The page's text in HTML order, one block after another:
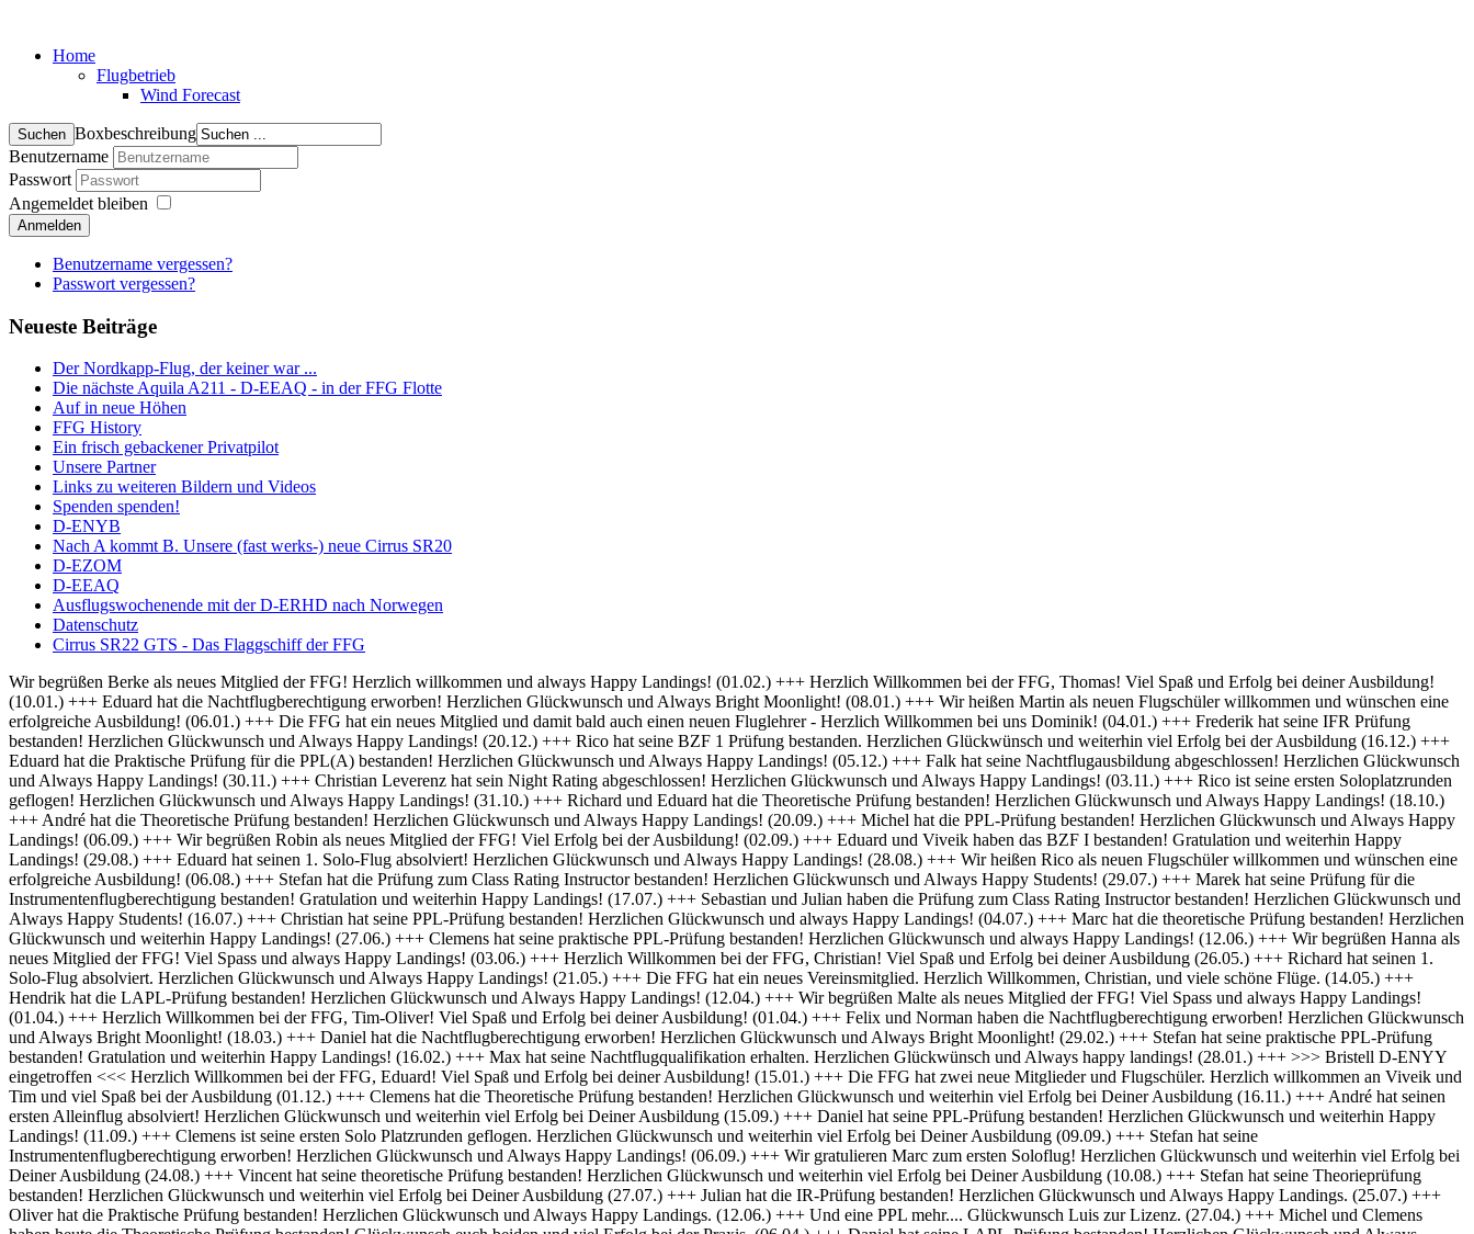
Home
Flugbetrieb
Wind Forecast
Boxbeschreibung
Benutzername
Passwort
Angemeldet bleiben
Anmelden
Benutzername vergessen?
Passwort vergessen?
Neueste Beiträge
Der Nordkapp-Flug, der keiner war ...
Die nächste Aquila A211 - D-EEAQ - in der FFG Flotte
Auf in neue Höhen
FFG History
Ein frisch gebackener Privatpilot
Unsere Partner
Links zu weiteren Bildern und Videos
Spenden spenden!
D-ENYB
Nach A kommt B. Unsere (fast werks-) neue Cirrus SR20
D-EZOM
D-EEAQ
Ausflugswochenende mit der D-ERHD nach Norwegen
Datenschutz
Cirrus SR22 GTS - Das Flaggschiff der FFG
Wir begrüßen Berke als neues Mitglied der FFG! Herzlich willkommen und always Happy Landings! (01.02.) +++ Herzlich Willkommen bei der FFG, Thomas! Viel Spaß und Erfolg bei deiner Ausbildung! (10.01.) +++ Eduard hat die Nachtflugberechtigung erworben! Herzlichen Glückwunsch und Always Bright Moonlight! (08.01.) +++ Wir heißen Martin als neuen Flugschüler willkommen und wünschen eine erfolgreiche Ausbildung! (06.01.) +++ Die FFG hat ein neues Mitglied und damit bald auch einen neuen Fluglehrer - Herzlich Willkommen bei uns Dominik! (04.01.) +++ Frederik hat seine IFR Prüfung bestanden! Herzlichen Glückwunsch und Always Happy Landings! (20.12.) +++ Rico hat seine BZF 1 Prüfung bestanden. Herzlichen Glückwünsch und weiterhin viel Erfolg bei der Ausbildung (16.12.) +++ Eduard hat die Praktische Prüfung für die PPL(A) bestanden! Herzlichen Glückwunsch und Always Happy Landings! (05.12.) +++ Falk hat seine Nachtflugausbildung abgeschlossen! Herzlichen Glückwunsch und Always Happy Landings! (30.11.) +++ Christian Leverenz hat sein Night Rating abgeschlossen! Herzlichen Glückwunsch und Always Happy Landings! (03.11.) +++ Rico ist seine ersten Soloplatzrunden geflogen! Herzlichen Glückwunsch und Always Happy Landings! (31.10.) +++ Richard und Eduard hat die Theoretische Prüfung bestanden! Herzlichen Glückwunsch und Always Happy Landings! (18.10.) +++ André hat die Theoretische Prüfung bestanden! Herzlichen Glückwunsch und Always Happy Landings! (20.09.) +++ Michel hat die PPL-Prüfung bestanden! Herzlichen Glückwunsch und Always Happy Landings! (06.09.) +++ Wir begrüßen Robin als neues Mitglied der FFG! Viel Erfolg bei der Ausbildung! (02.09.) +++ Eduard und Viveik haben das BZF I bestanden! Gratulation und weiterhin Happy Landings! (29.08.) +++ Eduard hat seinen 1. Solo-Flug absolviert! Herzlichen Glückwunsch und Always Happy Landings! (28.08.) +++ Wir heißen Rico als neuen Flugschüler willkommen und wünschen eine erfolgreiche Ausbildung! (06.08.) +++ Stefan hat die Prüfung zum Class Rating Instructor bestanden! Herzlichen Glückwunsch und Always Happy Students! (29.07.) +++ Marek hat seine Prüfung für die Instrumentenflugberechtigung bestanden! Gratulation und weiterhin Happy Landings! (17.07.) +++ Sebastian und Julian haben die Prüfung zum Class Rating Instructor bestanden! Herzlichen Glückwunsch und Always Happy Students! (16.07.) +++ Christian hat seine PPL-Prüfung bestanden! Herzlichen Glückwunsch und always Happy Landings! (04.07.) +++ Marc hat die theoretische Prüfung bestanden! Herzlichen Glückwunsch und weiterhin Happy Landings! (27.06.) +++ Clemens hat seine praktische PPL-Prüfung bestanden! Herzlichen Glückwunsch und always Happy Landings! (12.06.) +++ Wir begrüßen Hanna als neues Mitglied der FFG! Viel Spass und always Happy Landings! (03.06.) +++ Herzlich Willkommen bei der FFG, Christian! Viel Spaß und Erfolg bei deiner Ausbildung (26.05.) +++ Richard hat seinen 1. Solo-Flug absolviert. Herzlichen Glückwunsch und Always Happy Landings! (21.05.) +++ Die FFG hat ein neues Vereinsmitglied. Herzlich Willkommen, Christian, und viele schöne Flüge. (14.05.) +++ Hendrik hat die LAPL-Prüfung bestanden! Herzlichen Glückwunsch und Always Happy Landings! (12.04.) +++ Wir begrüßen Malte als neues Mitglied der FFG! Viel Spass und always Happy Landings! (01.04.) +++ Herzlich Willkommen bei der FFG, Tim-Oliver! Viel Spaß und Erfolg bei deiner Ausbildung! (01.04.) +++ Felix und Norman haben die Nachtflugberechtigung erworben! Herzlichen Glückwunsch und Always Bright Moonlight! (18.03.) +++ Daniel hat die Nachtflugberechtigung erworben! Herzlichen Glückwunsch und Always Bright Moonlight! (29.02.) +++ Stefan hat seine praktische PPL-Prüfung bestanden! Gratulation und weiterhin Happy Landings! (16.02.) +++ Max hat seine Nachtflugqualifikation erhalten. Herzlichen Glückwünsch und Always happy landings! (28.01.) +++ >>> Bristell D-ENYY eingetroffen <<< Herzlich Willkommen bei der FFG, Eduard! Viel Spaß und Erfolg bei deiner Ausbildung! (15.01.) +++ Die FFG hat zwei neue Mitglieder und Flugschüler. Herzlich willkommen an Viveik und Tim und viel Spaß bei der Ausbildung (01.12.) +++ Clemens hat die Theoretische Prüfung bestanden! Herzlichen Glückwunsch und weiterhin viel Erfolg bei Deiner Ausbildung (16.11.) +++ André hat seinen ersten Alleinflug absolviert! Herzlichen Glückwunsch und weiterhin viel Erfolg bei Deiner Ausbildung (15.09.) +++ Daniel hat seine PPL-Prüfung bestanden! Herzlichen Glückwunsch und weiterhin Happy Landings! (11.09.) +++ Clemens ist seine ersten Solo Platzrunden geflogen. Herzlichen Glückwunsch und weiterhin viel Erfolg bei Deiner Ausbildung (09.09.) +++ Stefan hat seine Instrumentenflugberechtigung erworben! Herzlichen Glückwunsch und Always Happy Landings! (06.09.) +++ Wir gratulieren Marc zum ersten Soloflug! Herzlichen Glückwunsch und weiterhin viel Erfolg bei Deiner Ausbildung (24.08.) +++ Vincent hat seine theoretische Prüfung bestanden! Herzlichen Glückwunsch und weiterhin viel Erfolg bei Deiner Ausbildung (10.08.) +++ Stefan hat seine Theorieprüfung bestanden! Herzlichen Glückwunsch und weiterhin viel Erfolg bei Deiner Ausbildung (27.07.) +++ Julian hat die IR-Prüfung bestanden! Herzlichen Glückwunsch und Always Happy Landings. (25.07.) +++ Oliver hat die Praktische Prüfung bestanden! Herzlichen Glückwunsch und Always Happy Landings. (12.06.) +++ Und eine PPL mehr.... Glückwunsch Luis zur Lizenz. (27.04.) +++ Michel und Clemens haben heute die Theoretische Prüfung bestanden! Glückwunsch euch beiden und viel Erfolg bei der Praxis. (06.04.) +++ Daniel hat seine LAPL-Prüfung bestanden! Herzlichen Glückwunsch und Always Happy Landings. (29.03.) +++ Glückwunsch zum ersten Solo, Stefan! Ein denkwürdiger Tag im Leben eines jeden Piloten. (17.03.) +++ Die FFG hat ein neues Mitglied und erfahrenen Piloten bekommen! Willkommen Hermann und viel Spaß in der FFG. (01.03.) +++ Daniel hat heute die Theoretische Prüfung bestanden! Gratulation und weiterhin viel Erfolg bei der Praxis. (22.02.) +++ Luis hat die Theoretische Prüfung bestanden! Herzlichen Glückwunsch und viel Erfolg bei der Praxis. (09.02.) +++ Tibor hat seine Instrumentenflugberechtigung erhalten! Herzlichen Glückwunsch und Always Happy Landings. (06.02.) +++ Alexander hat die Theoretische Prüfung bestanden! Herzlichen Glückwunsch und viel Erfolg bei der Praxis. (21.01.) +++ Seit heute haben wir 5 neue BZF Besitzer. Glückwunsch Clemens E, Clemens H, Richard, Robert und Stefan. Super gemacht, weiter so. (19.01.) +++ André startet seine PPL(a) Ausbildung zum 1.1. - viel Erfolg dabei. (17.12.) +++ Die FFG begrüßt herzlich Axel als neues Vollmitglied. (16.12. ) +++ Und wieder einer ohne Lehrer unterwegs- Gratulation Daniel ! (26.10.) +++ Norman hat heute seine Praktische Prüfung bestanden. Herzlichen Glückwunsch und Always Happy Landings (28.10) +++ Glückwunsch Karsten! Die Schülerakte wurde soeben geschlossen :-) Always happy Landings (12.9.) +++ Hendrik ist heute seine ersten Solo-Platzrunden geflogen. Herzlichen Glückwünsch und always happy landings (3.9.) +++ Wir begrüßen Richard als neues Mitglied der FFG und wünschen eine erfolgreiche Ausbildung! (1.9.) +++ Norman hat die Theoretische Prüfung bestanden. Herzlichen Glückwunsch (31.8.) +++ Vincent hat seinen ersten Alleinflug absolviert! Herzlichen Glückwunsch und weiterhin Happy Landings! (26.08.) +++ Wir heißen Clemens E. und Clemens H. als neue Flugschüler willkommen und wünschen eine erfolgreiche Ausbildung! (26.08.) +++ Herzlichen Glückwünsch zum ersten Solo, Luis und always happy landings! (22.08.) +++ Die FFG hat ein neues Vereinsmitglied und einen weiteren Flugschüler. Herzlich Willkommen, Stefan ! (7.8.) +++ Vom „Fußgänger“ zum Luftfahrzeugführer! Lieber Carsten, herzlichen Glückwunsch zur bestandenen PPL-Prüfung! (19.7.) +++ Simon hat seine Praktische Prüfung bestanden! (12.07.) Herzlichen Glückwunsch und Always Happy Landings +++ Wir begrüßen Stefan S. als neues Mitglied der FFG! - Herzlichen Glückwunsch & Always Happy Landings! (06.07.) +++ (Falscheintrag ?? hr) Die FFG hat ein neues Vereinsmitglied und die Flugschule einen neuen Schüler: Herzlich Willkommen, Robert, und viel Spaß und Erfolg bei deiner Ausbildung. (2.7.) +++ Patrik hat heute sein erstes Solo geflogen - Herzlichen Glückwunsch & Always Happy Landings! (30.6.) +++ Herzlichen Glückwunsch Thiago zur erfolgreichen Prüfung (15.06.) & Always Happy Landings +++ Herzlichen Glückwunsch zu bestandenen PPL(A) Prüfung, Fabian - always happy landings ! (19.5.) +++ Stefan hat die Prüfung für die Instrumentenflugberechtigung bestanden! Gratulation und weiterhin Happy Landings! . (04.05.) +++ Herzlich Willkommen bei der FFG, Eike, und viel Spaß und Erfolg bei deiner Ausbildung. (22.04.) +++ Wir heißen Daniel H. als neuen Flugschüler willkommen und wünschen eine erfolgreiche Ausbildung! (01.04.) +++ Gratulation auch an Daniel P., der heute (31.03.) seinen ersten Alleinflug absolviert hat! Herzlichen Glückwunsch und weiterhin Happy Landings! +++ Norman hat am 15.03. seinen ersten Alleinflug absolviert! Herzlichen Glückwunsch und weiterhin Happy Landings! +++ Daniel hat heute (9.3.) seine Theoretische Prüfung bestanden! Herzlichen Glückwunsch und viel Spaß bei den nächsten Ausbildungsschritten +++ Marek hat heute (1.3.) seine Praktische Prüfung bestanden -Herzlichen Glückwunsch und Always Happy Landings +++ Herzlich Willkommen, Luis. Viel Spaß und Erfolg bei deiner Ausbildung. +++ Herzlich Willkommen, Maximilian. Viel Spaß und Erfolg bei deiner Ausbildung. +++ Simon hat heute (9.2.) seine Theoretische Prüfung bestanden - Herzlichen Glückwunsch +++ Paul hat heute (22. Nov) seine PPL-Prüfung bestanden! Herzlichen Glückwunsch und Always Happy Landings! +++ Willkommen bei der FFG, Vincent. Viel Spaß und Erfolg bei deiner Ausbildung! +++ Willkommen bei der FFG, Doris. Viel Spaß und Erfolg bei deiner Ausbildung! +++ Holger hat seine PPL-Prüfung bestanden! Gratulation und weiterhin Happy Landings! +++ Micha hat seine PPL